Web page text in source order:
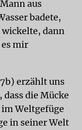
aus
badete,
dann
mir
erzählt uns
dass die Mücke
Weltgefüge
in seiner Welt